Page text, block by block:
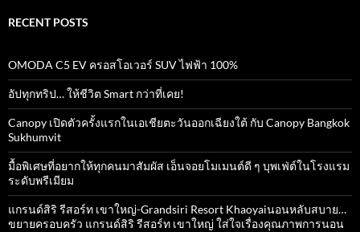
RECENT POSTS
OMODA C5 EV ครอสโอเวอร์ SUV ไฟฟ้า 100%
อัปทุกทริป… ให้ชีวิต Smart กว่าที่เคย!
Canopy เปิดตัวครั้งแรกในเอเชียตะวันออกเฉียงใต้ กับ Canopy Bangkok
Sukhumvit
มื้อพิเศษที่อยากให้ทุกคนมาสัมผัส เอ็นจอยโมเมนต์ดี ๆ บุพเฟ่ต์ในโรงแรม
ระดับพรีเมียม
แกรนด์สิริ​ รีสอร์ท​ เขาใหญ่​-Grandsiri​ Resort​ Khaoyaiนอนหลับสบาย…
ขยายครอบครัว แกรนด์สิริ รีสอร์ท เขาใหญ่ ใส่ใจเรื่องคุณภาพการนอน